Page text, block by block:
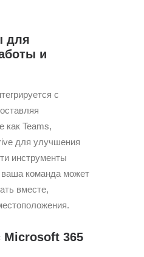
для
и
с
как Teams,
для улучшения
инструменты
ваша команда может
вместе,
Microsoft 365